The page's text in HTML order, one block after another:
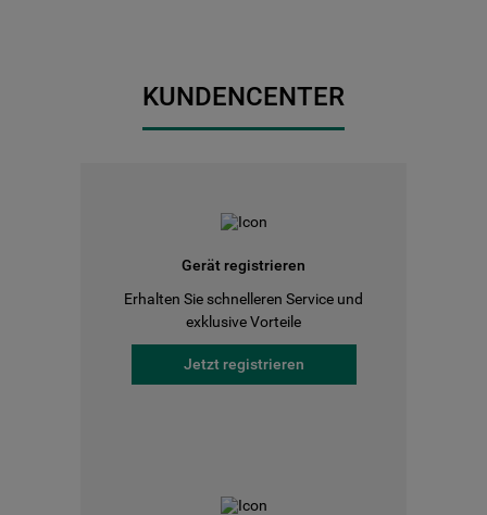
KUNDENCENTER
Gerät registrieren
Erhalten Sie schnelleren Service und
exklusive Vorteile
Jetzt registrieren